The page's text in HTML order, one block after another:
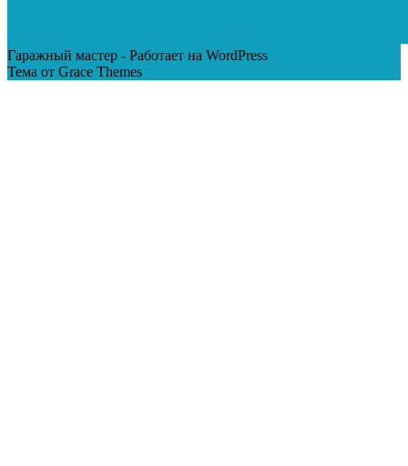
Гаражный мастер - Работает на WordPress
Тема от Grace Themes